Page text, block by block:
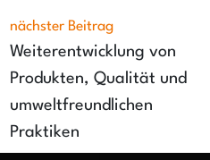
nächster Beitrag
Weiterentwicklung von
Produkten, Qualität und
umweltfreundlichen
Praktiken